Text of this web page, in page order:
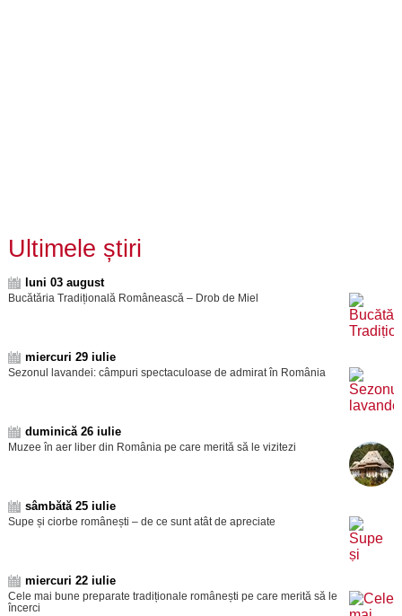
Ultimele știri
luni 03 august
Bucătăria Tradițională Românească – Drob de Miel
miercuri 29 iulie
Sezonul lavandei: câmpuri spectaculoase de admirat în România
duminică 26 iulie
Muzee în aer liber din România pe care merită să le vizitezi
sâmbătă 25 iulie
Supe și ciorbe românești – de ce sunt atât de apreciate
miercuri 22 iulie
Cele mai bune preparate tradiționale românești pe care merită să le
încerci